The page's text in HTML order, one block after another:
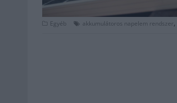
Egyéb akkumulátoros napelem rendszer,